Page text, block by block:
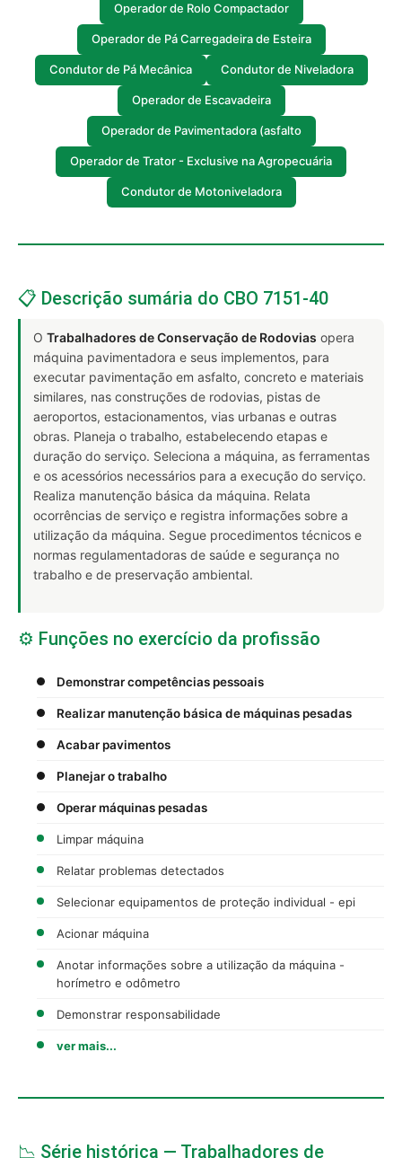
Operador de Rolo Compactador
Operador de Pá Carregadeira de Esteira
Condutor de Pá Mecânica Condutor de Niveladora
Operador de Escavadeira
Operador de Pavimentadora (asfalto
Operador de Trator - Exclusive na Agropecuária
Condutor de Motoniveladora
📋 Descrição sumária do CBO 7151-40
O Trabalhadores de Conservação de Rodovias opera
máquina pavimentadora e seus implementos, para
executar pavimentação em asfalto, concreto e materiais
similares, nas construções de rodovias, pistas de
aeroportos, estacionamentos, vias urbanas e outras
obras. Planeja o trabalho, estabelecendo etapas e
duração do serviço. Seleciona a máquina, as ferramentas
e os acessórios necessários para a execução do serviço.
Realiza manutenção básica da máquina. Relata
ocorrências de serviço e registra informações sobre a
utilização da máquina. Segue procedimentos técnicos e
normas regulamentadoras de saúde e segurança no
trabalho e de preservação ambiental.
⚙️ Funções no exercício da profissão
Demonstrar competências pessoais
Realizar manutenção básica de máquinas pesadas
Acabar pavimentos
Planejar o trabalho
Operar máquinas pesadas
Limpar máquina
Relatar problemas detectados
Selecionar equipamentos de proteção individual - epi
Acionar máquina
Anotar informações sobre a utilização da máquina -
horímetro e odômetro
Demonstrar responsabilidade
ver mais...
📉 Série histórica — Trabalhadores de